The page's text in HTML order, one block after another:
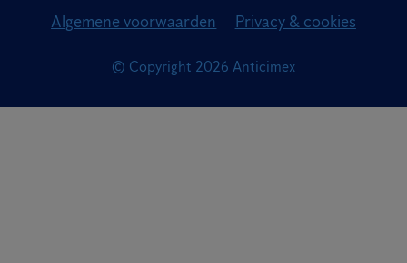
Algemene voorwaarden Privacy & cookies
© Copyright 2026 Anticimex